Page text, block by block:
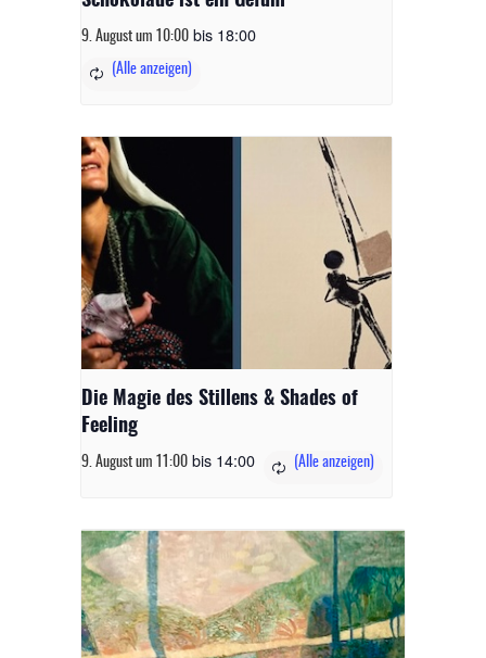
9. August um 10:00 bis 18:00
Die Magie des Stillens & Shades of
Feeling
9. August um 11:00 bis 14:00